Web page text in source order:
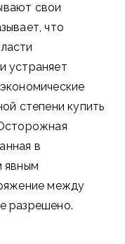
свои
что
устраняет
степени купить
в
явным
между
разрешено.